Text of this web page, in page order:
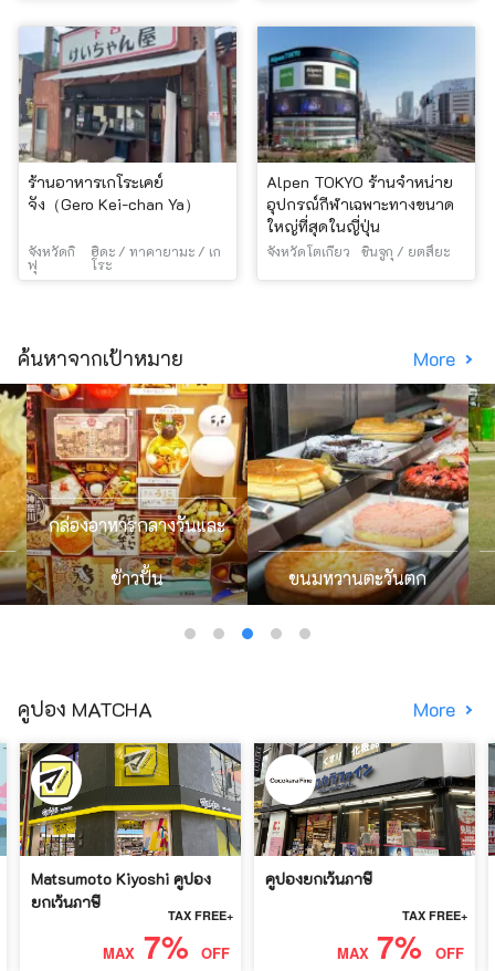
ร้านอาหารเกโระเคย์
จัง（Gero Kei-chan Ya）
จังหวัดกิ
ฟุ
ฮิดะ / ทาคายามะ / เก
โระ
Alpen TOKYO ร้านจำหน่าย
อุปกรณ์กีฬาเฉพาะทางขนาด
ใหญ่ที่สุดในญี่ปุ่น
จังหวัดโตเกียว ชินจูกุ / ยตสึยะ
ค้นหาจากเป้าหมาย More
กล่องอาหารกลางวันและ
ข้าวปั้น ขนมหวานตะวันตก
คูปอง MATCHA More
Matsumoto Kiyoshi คูปอง
ยกเว้นภาษี
TAX FREE+
MAX 7% OFF
คูปองยกเว้นภาษี
TAX FREE+
MAX 7% OFF